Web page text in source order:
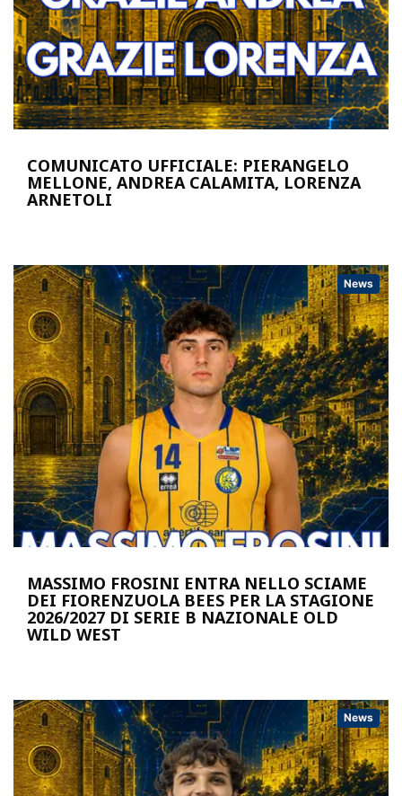
COMUNICATO UFFICIALE: PIERANGELO
MELLONE, ANDREA CALAMITA, LORENZA
ARNETOLI
News
MASSIMO FROSINI ENTRA NELLO SCIAME
DEI FIORENZUOLA BEES PER LA STAGIONE
2026/2027 DI SERIE B NAZIONALE OLD
WILD WEST
News